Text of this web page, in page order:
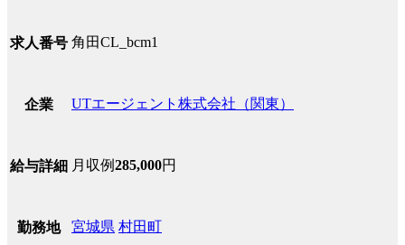
求人番号 角田CL_bcm1
企業 UTエージェント株式会社（関東）
給与詳細 月収例285,000円
勤務地 宮城県 村田町